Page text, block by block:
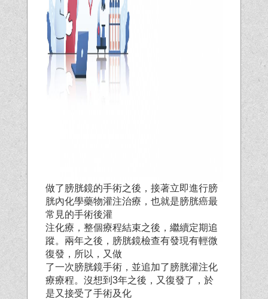
做了膀胱鏡的手術之後，接著立即進行膀
胱內化學藥物灌注治療，也就是膀胱癌最
常見的手術後灌
注化療，整個療程結束之後，繼續定期追
蹤。兩年之後，膀胱鏡檢查有發現有輕微
復發，所以，又做
了一次膀胱鏡手術，並追加了膀胱灌注化
療療程。沒想到3年之後，又復發了，於
是又接受了手術及化